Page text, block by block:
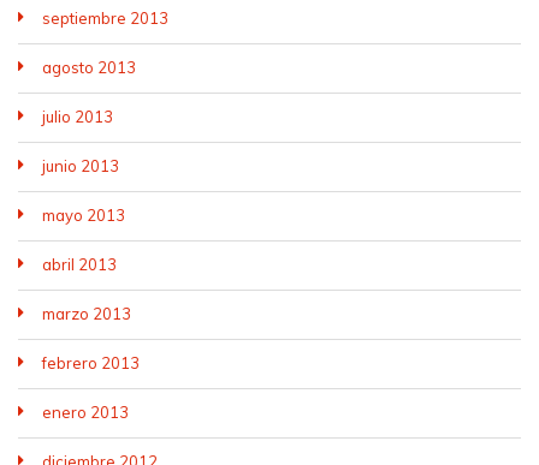
septiembre 2013
agosto 2013
julio 2013
junio 2013
mayo 2013
abril 2013
marzo 2013
febrero 2013
enero 2013